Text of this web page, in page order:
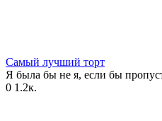
Самый лучший торт
Я была бы не я, если бы
0 1.2к.